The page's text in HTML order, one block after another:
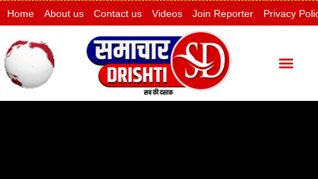
Home About us Contact us Videos Join Reporter Privacy